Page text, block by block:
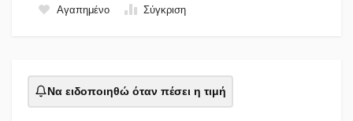
Αγαπημένο Σύγκριση
Να ειδοποιηθώ όταν πέσει η τιμή